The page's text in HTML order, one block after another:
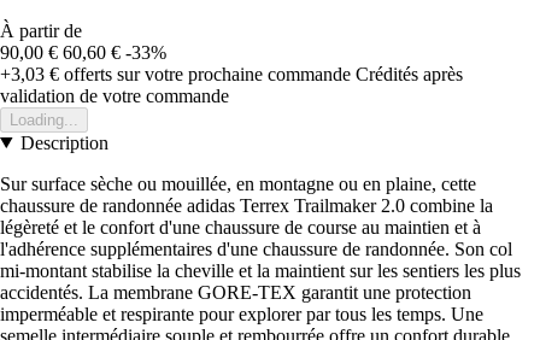
À partir de
90,00 € 60,60 € -33%
+3,03 € offerts sur votre prochaine commande Crédités après
validation de votre commande
Loading...
Description
Sur surface sèche ou mouillée, en montagne ou en plaine, cette
chaussure de randonnée adidas Terrex Trailmaker 2.0 combine la
légèreté et le confort d'une chaussure de course au maintien et à
l'adhérence supplémentaires d'une chaussure de randonnée. Son col
mi-montant stabilise la cheville et la maintient sur les sentiers les plus
accidentés. La membrane GORE-TEX garantit une protection
imperméable et respirante pour explorer par tous les temps. Une
semelle intermédiaire souple et rembourrée offre un confort durable